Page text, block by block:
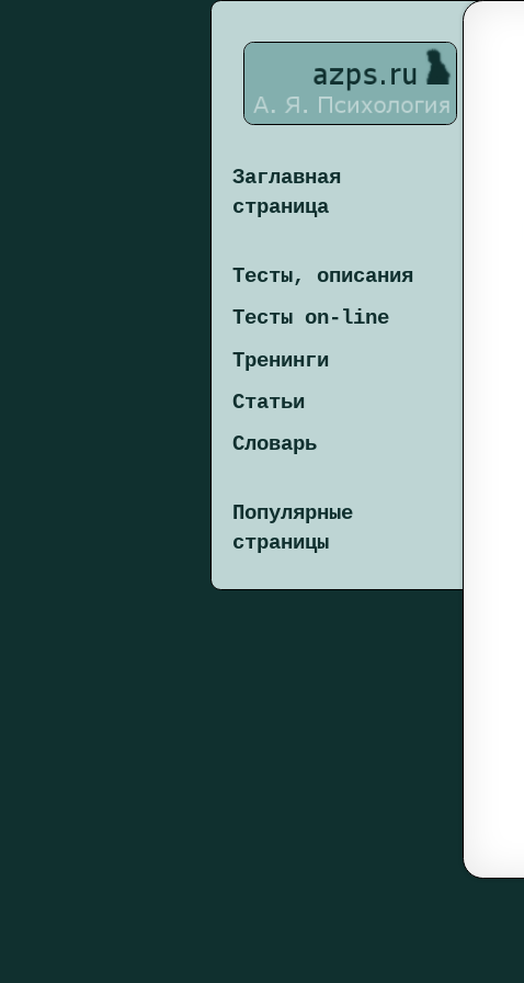
Заглавная
страница
Тесты, описания
Тесты on-line
Тренинги
Статьи
Словарь
Популярные
страницы